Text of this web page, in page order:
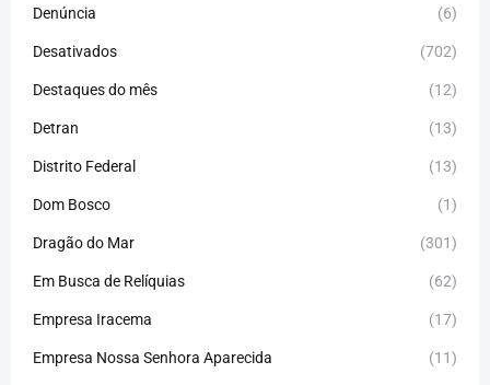
Denúncia (6)
Desativados (702)
Destaques do mês (12)
Detran (13)
Distrito Federal (13)
Dom Bosco (1)
Dragão do Mar (301)
Em Busca de Relíquias (62)
Empresa Iracema (17)
Empresa Nossa Senhora Aparecida (11)